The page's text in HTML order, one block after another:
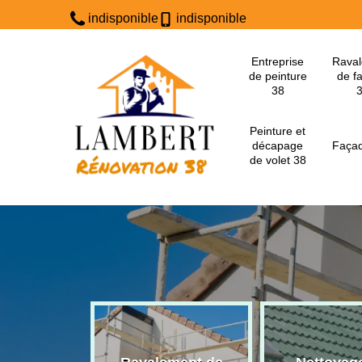
indisponible indisponible
Entreprise
de peinture
38
de
Peinture et
décapage
de volet 38